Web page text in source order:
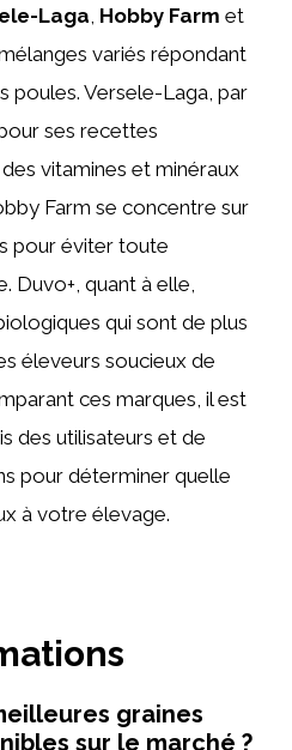
Laga Hobby Farm et
variés répondant
poules. Versele-Laga, par
ses recettes
vitamines et minéraux
Farm se concentre sur
pour éviter toute
Duvo+, quant à elle,
qui sont de plus
éleveurs soucieux de
ces marques, il est
des utilisateurs et de
pour déterminer quelle
à votre élevage.
graines
sur le marché ?